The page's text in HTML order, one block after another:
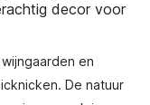
decor voor
en
De natuur